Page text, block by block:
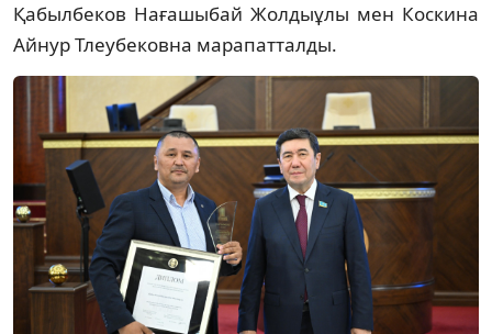
Қабылбеков Нағашыбай Жолдыұлы мен Коскина
Айнур Тлеубековна марапатталды.